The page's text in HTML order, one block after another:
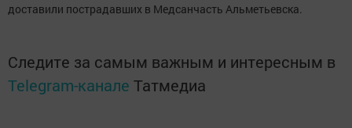
доставили пострадавших в Медсанчасть Альметьевска.
Следите за самым важным и интересным в
Telegram-канале Татмедиа